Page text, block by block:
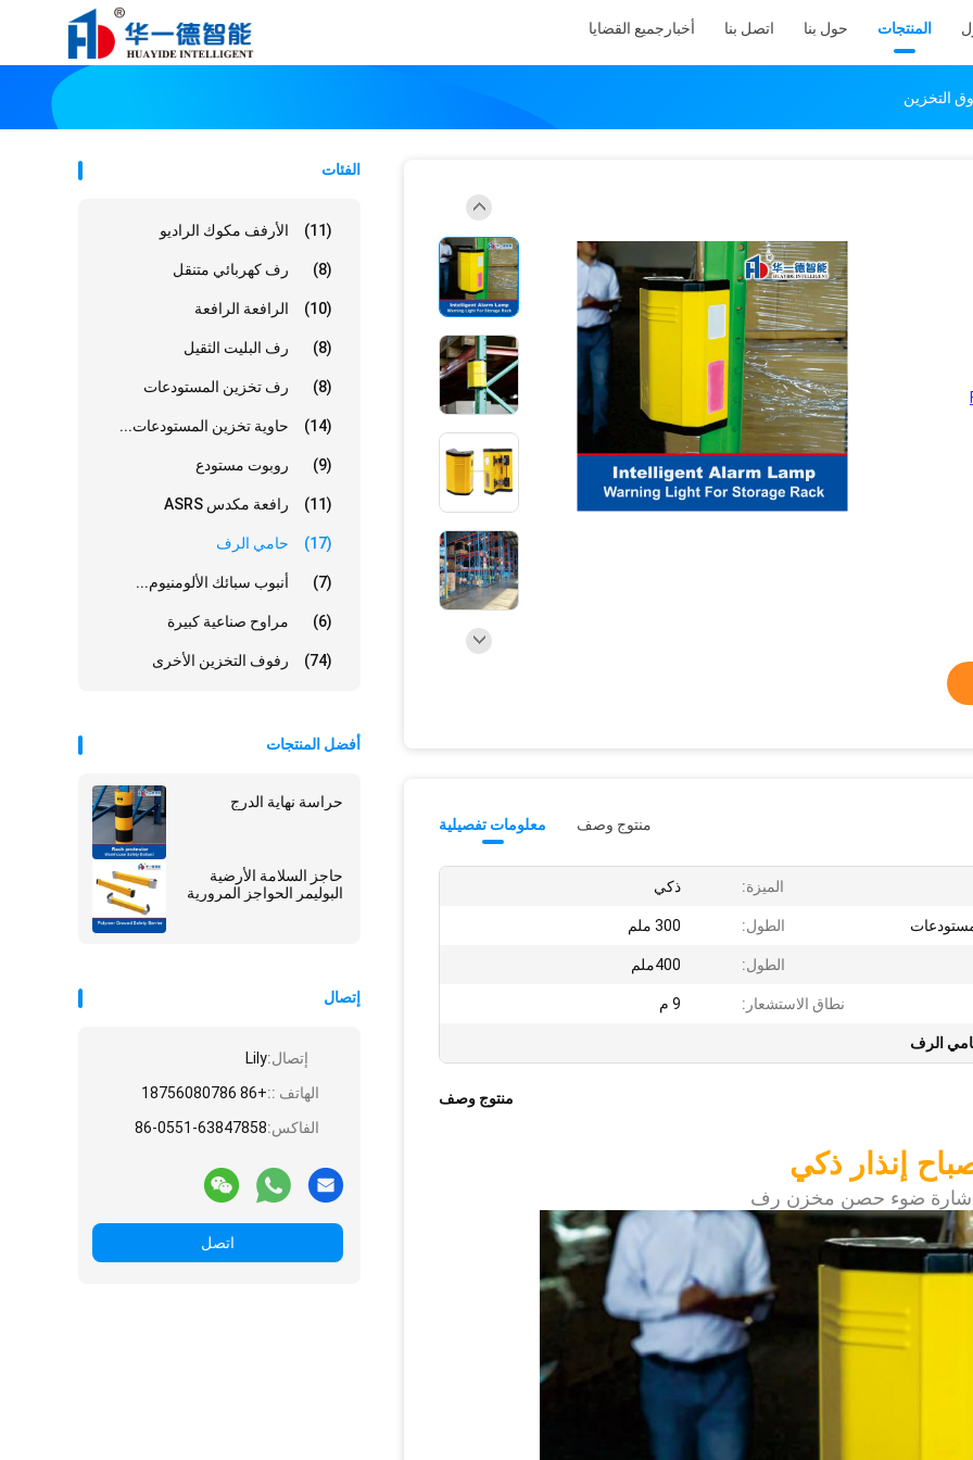
المنتجات حول بنا اتصل بنا أخبار جميع القضايا
التخزين
الفئات
الأرفف مكوك الراديو (11)
رف كهربائي متنقل (8)
الرافعة الرافعة (10)
رف البليت الثقيل (8)
رف تخزين المستودعات (8)
حاوية تخزين المستودعات... (14)
روبوت مستودع (9)
رافعة مكدس ASRS (11)
حامي الرف (17)
أنبوب سبائك الألومنيوم... (7)
مراوح صناعية كبيرة (6)
رفوف التخزين الأخرى (74)
أفضل المنتجات
حراسة نهاية الدرج
حاجز السلامة الأرضية
البوليمر الحواجز المرورية
إتصال
إتصال:Lily
الهاتف ::+86 18756080786
الفاكس:86-0551-63847858
اتصل
معلومات تفصيلية منتوج وصف
الميزة: ذكي
الطول: 300 ملم
الطول: 400ملم
نطاق الاستشعار: 9 م
الرف
منتوج وصف
إنذار ذكي
ضوء حصن مخزن رف